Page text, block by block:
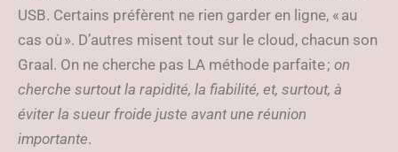
USB. Certains préfèrent ne rien garder en ligne, « au
cas où ». D’autres misent tout sur le cloud, chacun son
Graal. On ne cherche pas LA méthode parfaite ; on
cherche surtout la rapidité, la fiabilité, et, surtout, à
éviter la sueur froide juste avant une réunion
importante.